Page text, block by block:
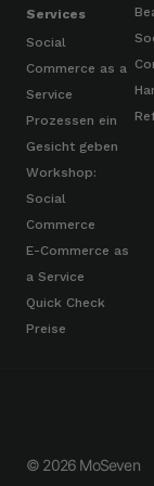
Services
Social
Commerce as a
Service
Prozessen ein
Gesicht geben
Workshop:
Social
Commerce
E-Commerce as
a Service
Quick Check
Preise
© 2026 MoSeven